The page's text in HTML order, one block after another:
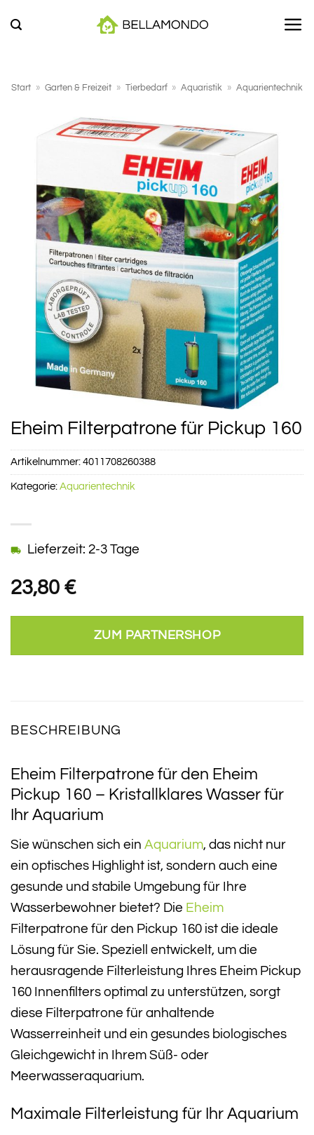
Inhalt
Start » Garten & Freizeit » Tierbedarf » Aquaristik » Aquarientechnik
Eheim Filterpatrone für Pickup 160
23,80 €
Lieferzeit: 2-3 Tage
ZUM PARTNERSHOP
Artikelnummer: 4011708260388
Kategorie: Aquarientechnik
BESCHREIBUNG
Eheim Filterpatrone für den Eheim
Pickup 160 – Kristallklares Wasser für
Ihr Aquarium
Sie wünschen sich ein Aquarium, das nicht nur
ein optisches Highlight ist, sondern auch eine
gesunde und stabile Umgebung für Ihre
Wasserbewohner bietet? Die Eheim
Filterpatrone für den Pickup 160 ist die ideale
Lösung für Sie. Speziell entwickelt, um die
herausragende Filterleistung Ihres Eheim Pickup
160 Innenfilters optimal zu unterstützen, sorgt
diese Filterpatrone für anhaltende
Wasserreinheit und ein gesundes biologisches
Gleichgewicht in Ihrem Süß- oder
Meerwasseraquarium.
Maximale Filterleistung für Ihr Aquarium